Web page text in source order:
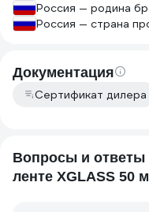
Россия — родина
Россия — страна
Документация
Сертификат дилера
Вопросы и ответы
ленте XGLASS 50